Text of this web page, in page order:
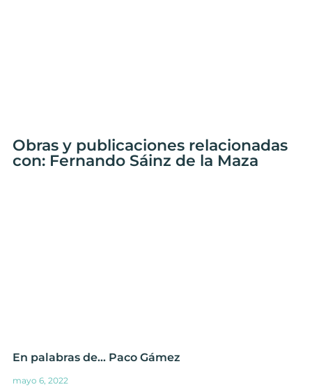
Obras y publicaciones relacionadas
con: Fernando Sáinz de la Maza
En palabras de… Paco Gámez
mayo 6, 2022